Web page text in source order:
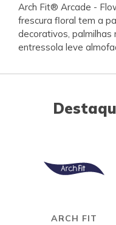
Arch Fit® Arcade -
frescura floral tem a
decorativos,
entressola leve
ARCH FIT